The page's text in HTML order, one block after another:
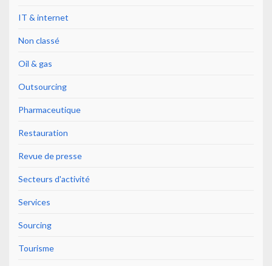
IT & internet
Non classé
Oil & gas
Outsourcing
Pharmaceutique
Restauration
Revue de presse
Secteurs d'activité
Services
Sourcing
Tourisme